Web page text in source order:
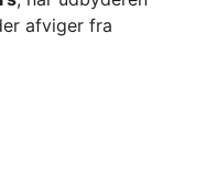
afviger fra